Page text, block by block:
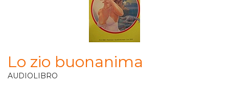
Lo zio buonanima
AUDIOLIBRO